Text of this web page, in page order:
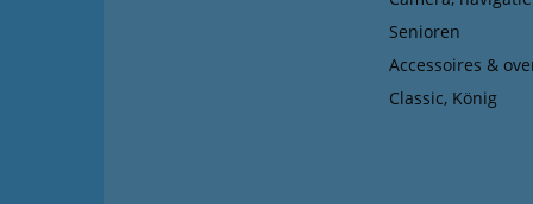
Senioren
Accessoires &
Classic, König